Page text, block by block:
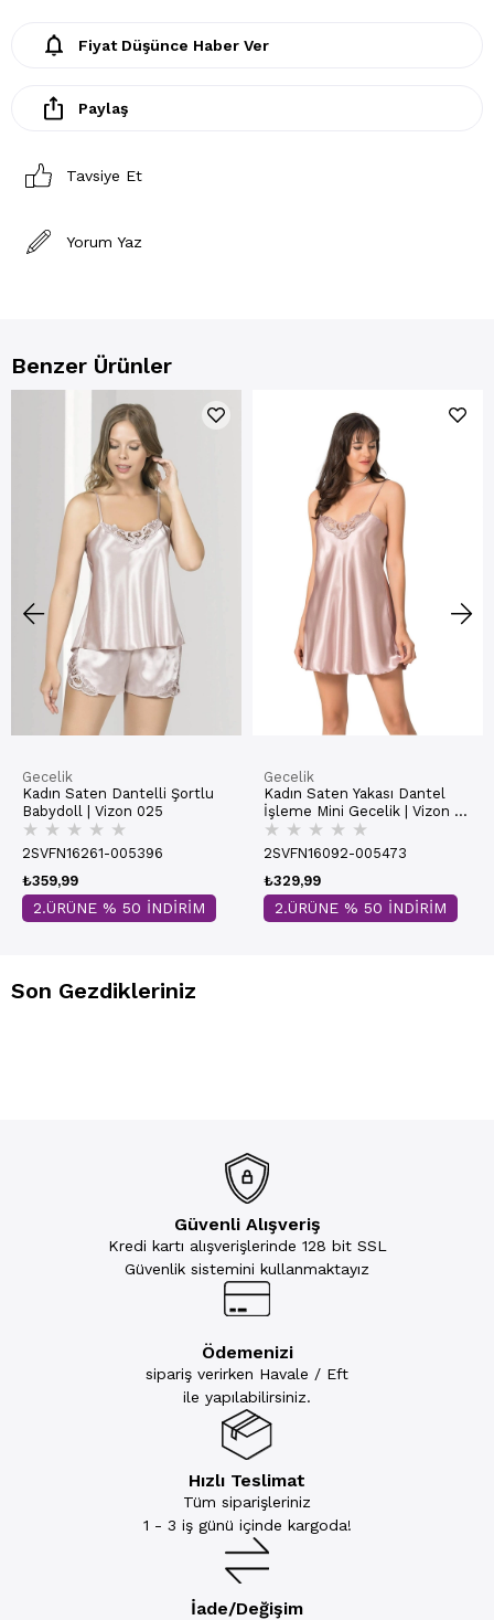
Fiyat Düşünce Haber Ver
Paylaş
Tavsiye Et
Yorum Yaz
Benzer Ürünler
Gecelik
Kadın Saten Dantelli Şortlu
Babydoll | Vizon 025
★ ★ ★ ★ ★
2SVFN16261-005396
₺359,99
2.ÜRÜNE % 50 İNDİRİM
Gecelik
Kadın Saten Yakası Dantel
İşleme Mini Gecelik | Vizon H
005
★ ★ ★ ★ ★
2SVFN16092-005473
₺329,99
2.ÜRÜNE % 50 İNDİRİM
Son Gezdikleriniz
Güvenli Alışveriş
Kredi kartı alışverişlerinde 128 bit SSL
Güvenlik sistemini kullanmaktayız
Ödemenizi
sipariş verirken Havale / Eft
ile yapılabilirsiniz.
Hızlı Teslimat
Tüm siparişleriniz
1 - 3 iş günü içinde kargoda!
İade/Değişim